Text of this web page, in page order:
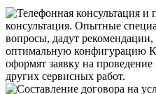
консультация. Опытные
вопросы, дадут
оптимальную конфигурацию
оформят заявку на
других сервисных работ.